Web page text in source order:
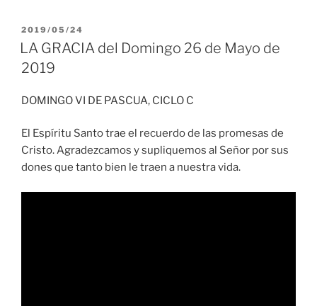
PUBLICADO
EL
2019/05/24
LA GRACIA del Domingo 26 de Mayo de
2019
DOMINGO VI DE PASCUA, CICLO C
El Espíritu Santo trae el recuerdo de las promesas de
Cristo. Agradezcamos y supliquemos al Señor por sus
dones que tanto bien le traen a nuestra vida.